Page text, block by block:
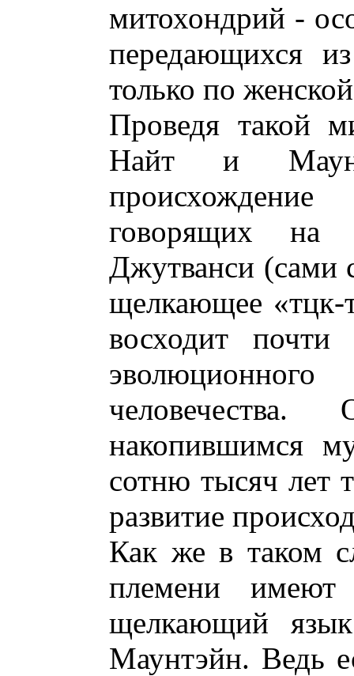
митохондрий -
передающихся
только по
Проведя такой
Найт и
говорящих на
Джутванси (сами
щелкающее
восходит
накопившимся
сотню тысяч лет
развитие
Как же в таком
племени
щелкающий
Маунтэйн. Ведь